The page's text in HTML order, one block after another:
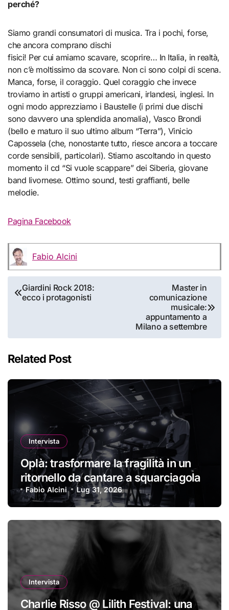
perché?
Siamo grandi consumatori di musica. Tra i pochi, forse,
che ancora comprano dischi
fisici! Per cui amiamo scavare, scoprire… In Italia, in realtà,
non c’è moltissimo da scovare. Non ci sono colpi di scena.
Manca, forse, il coraggio. Quel coraggio che invece
troviamo in artisti o gruppi americani, irlandesi, inglesi. In
ogni modo apprezziamo i Baustelle (i primi due dischi
sono davvero una splendida anomalia), Vasco Brondi
(bello e maturo il suo ultimo album “Terra”), Vinicio
Capossela (che, nonostante tutto, riesce ancora a toccare
corde sensibili, particolari). Stiamo ascoltando in questo
momento il cd “Si vuole scappare” dei Siberia, giovane
band livornese. Ottimo sound, testi graffianti, belle
melodie.
Pagina Facebook
Fabio Alcini
Navigazione
articoli
Giardini Rock 2018:
ecco i protagonisti
Master in
comunicazione
musicale:
appuntamento a
Milano a settembre
Related Post
Intervista
Oplà: trasformare la fragilità in un
ritornello da cantare a squarciagola
Fabio Alcini Lug 31, 2026
Intervista
Charlie Risso @ Lilith Festival: una